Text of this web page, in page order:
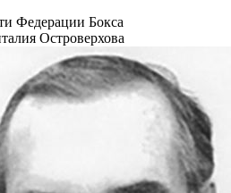
Федерации Бокса
Островерхова